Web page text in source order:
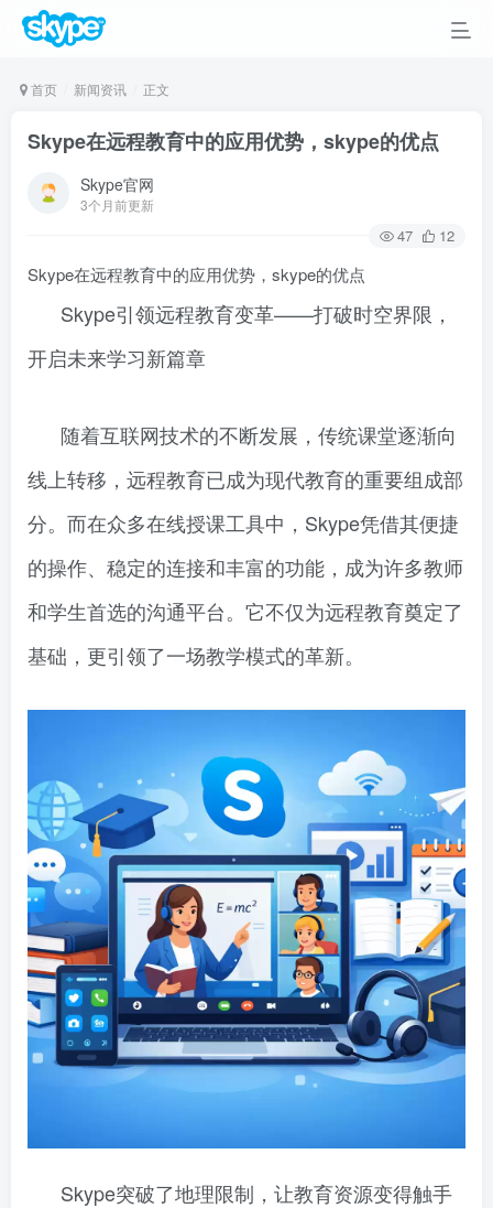
首页 新闻资讯 正文
Skype在远程教育中的应用优势，skype的优点
Skype官网
3个月前更新
47 12
Skype在远程教育中的应用优势，skype的优点
Skype引领远程教育变革——打破时空界限，
开启未来学习新篇章
随着互联网技术的不断发展，传统课堂逐渐向
线上转移，远程教育已成为现代教育的重要组成部
分。而在众多在线授课工具中，Skype凭借其便捷
的操作、稳定的连接和丰富的功能，成为许多教师
和学生首选的沟通平台。它不仅为远程教育奠定了
基础，更引领了一场教学模式的革新。
Skype突破了地理限制，让教育资源变得触手